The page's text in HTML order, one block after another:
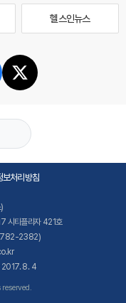
헬스인뉴스
보처리방침
시티플라자 421호
782-2382)
2017. 8. 4